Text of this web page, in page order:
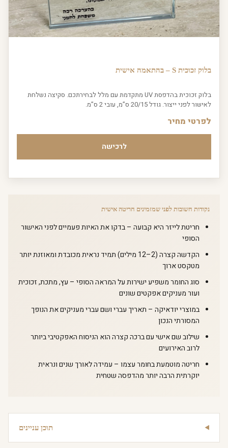
בלוק זכוכית S – בהתאמה אישית
בלוק זכוכית בהדפסת UV מתקדמת עם מלל לבחירתכם. סקיצה נשלחת
לאישור לפני ייצור. גודל 20/15 ס”מ, עובי 2 ס”מ.
לפרטי מחיר
לרכישה
נקודות חשובות לפני שמזמינים חריטה אישית
חריטת לייזר היא קבועה – בדקו את האיות פעמיים לפני האישור
הסופי
הקדשה קצרה (2–12 מילים) תמיד נראית מכובדת ומאוזנת יותר
מטקסט ארוך
סוג החומר משפיע ישירות על המראה הסופי – עץ, מתכת, זכוכית
ועור מעניקים אפקטים שונים
במוצרי יודאיקה – תאריך עברי ושם עברי מעניקים את הנופך
המסורתי הנכון
שילוב שם אישי עם ברכה קצרה הוא הניסוח האפקטיבי ביותר
לרוב האירועים
חריטה מוטמעת בחומר עצמו – עמידה לאורך שנים ונראית
יוקרתית הרבה יותר מהדפסה שטחית
תוכן עניינים